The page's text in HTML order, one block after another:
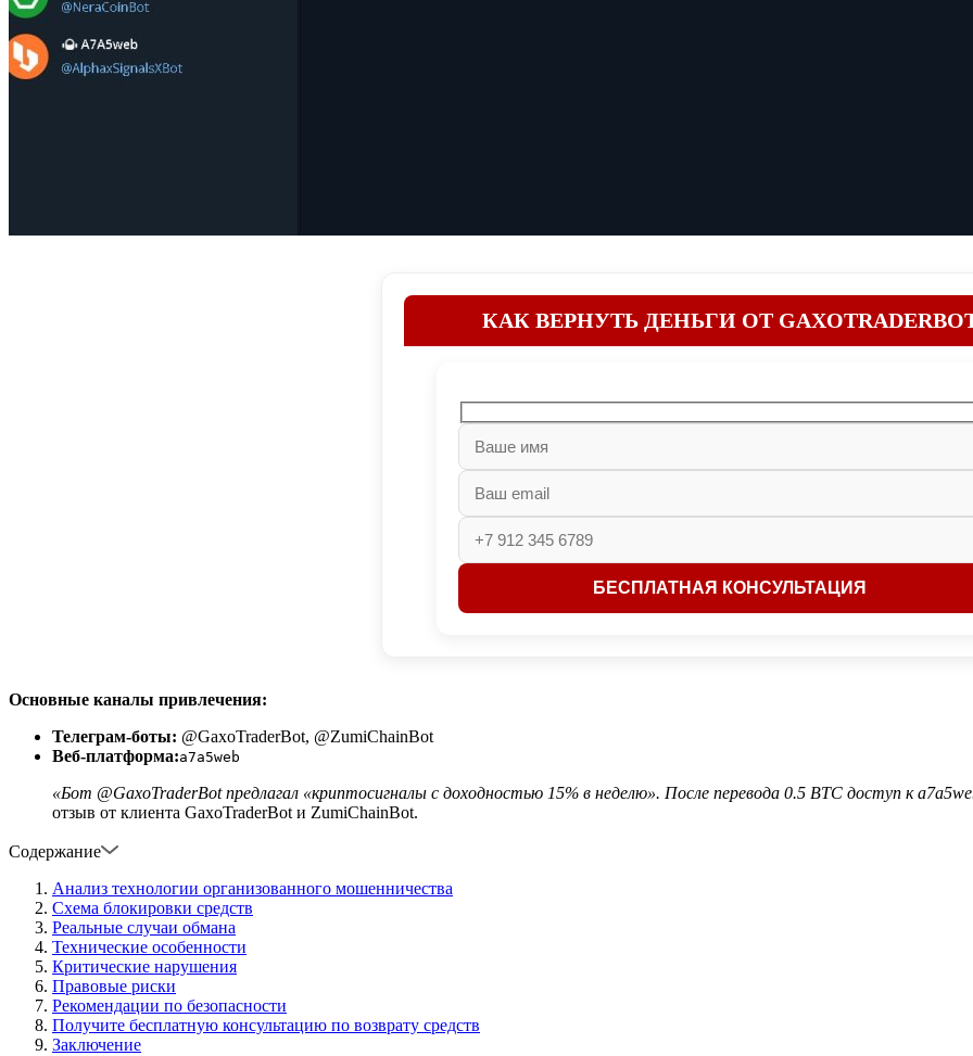
КАК ВЕРНУТЬ ДЕНЬГИ ОТ
Основные каналы привлечения:
Телеграм-боты: @GaxoTraderBot, @ZumiChainBot
Веб-платформа:a7a5web
«Бот @GaxoTraderBot предлагал «криптосигналы с доходностью 15% в неделю». После перевода 0.5 BTC доступ к
отзыв от клиента GaxoTraderBot и ZumiChainBot.
Содержание
Анализ технологии организованного мошенничества
Схема блокировки средств
Реальные случаи обмана
Технические особенности
Критические нарушения
Правовые риски
Рекомендации по безопасности
Получите бесплатную консультацию по возврату средств
Заключение